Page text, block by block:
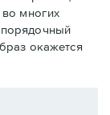
многих
окажется